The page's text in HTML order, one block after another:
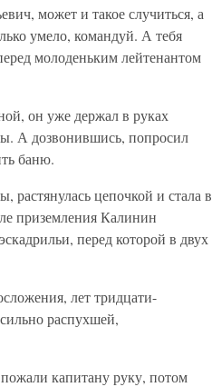
может и такое случиться, а
умело, командуй. А тебя
молоденьким лейтенантом
он уже держал в руках
А дозвонившись, попросил
баню.
цепочкой и стала в
приземления Калинин
перед которой в двух
лет тридцати-
распухшей,
капитану руку, потом